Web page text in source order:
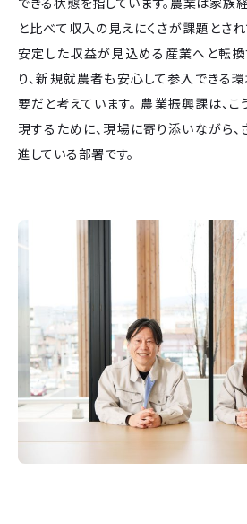
と比べて収入の見えにくさが課題とされ
安定した収益が見込める産業へと転換
り、新規就農者も安心して参入できる
要だと考えています。 農業振興課は、こ
現するために、現場に寄り添いながら
進している部署です。